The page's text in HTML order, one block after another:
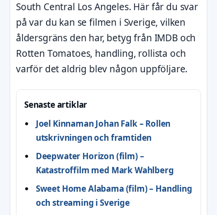
South Central Los Angeles. Här får du svar
på var du kan se filmen i Sverige, vilken
åldersgräns den har, betyg från IMDB och
Rotten Tomatoes, handling, rollista och
varför det aldrig blev någon uppföljare.
Senaste artiklar
Joel Kinnaman Johan Falk – Rollen
utskrivningen och framtiden
Deepwater Horizon (film) –
Katastroffilm med Mark Wahlberg
Sweet Home Alabama (film) – Handling
och streaming i Sverige